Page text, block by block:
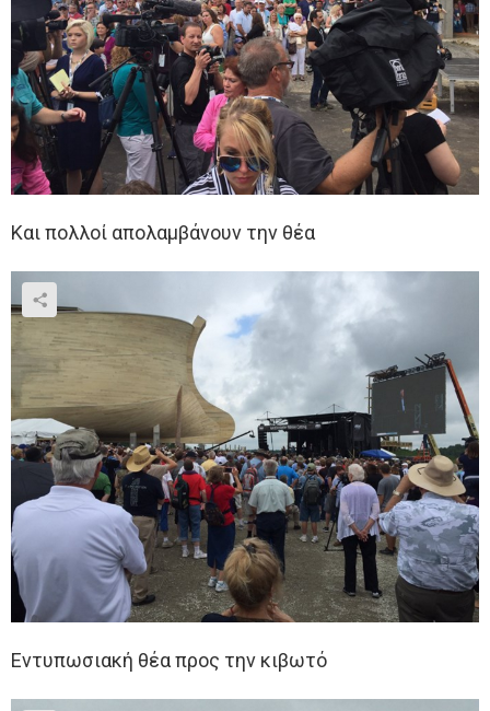
Και πολλοί απολαμβάνουν την θέα
Εντυπωσιακή θέα προς την κιβωτό